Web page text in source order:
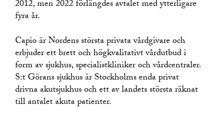
2012, men 2022 förlängdes avtalet med ytterligare
fyra år.
Capio är Nordens största privata vårdgivare och
erbjuder ett brett och högkvalitativt vårdutbud i
form av sjukhus, specialistkliniker och vårdcentraler.
S:t Görans sjukhus är Stockholms enda privat
drivna akutsjukhus och ett av landets största räknat
till antalet akuta patienter.